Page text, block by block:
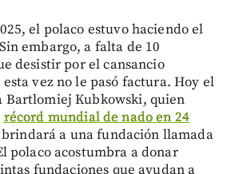
el polaco estuvo haciendo el
embargo, a falta de 10
desistir por el cansancio
vez no le pasó factura. Hoy el
Bartlomiej Kubkowski, quien
récord mundial de nado en 24
a una fundación llamada
polaco acostumbra a donar
fundaciones que ayudan a